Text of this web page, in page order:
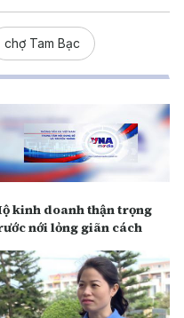
chợ Tam Bạc
kinh doanh thận trọng
nới lỏng giãn cách